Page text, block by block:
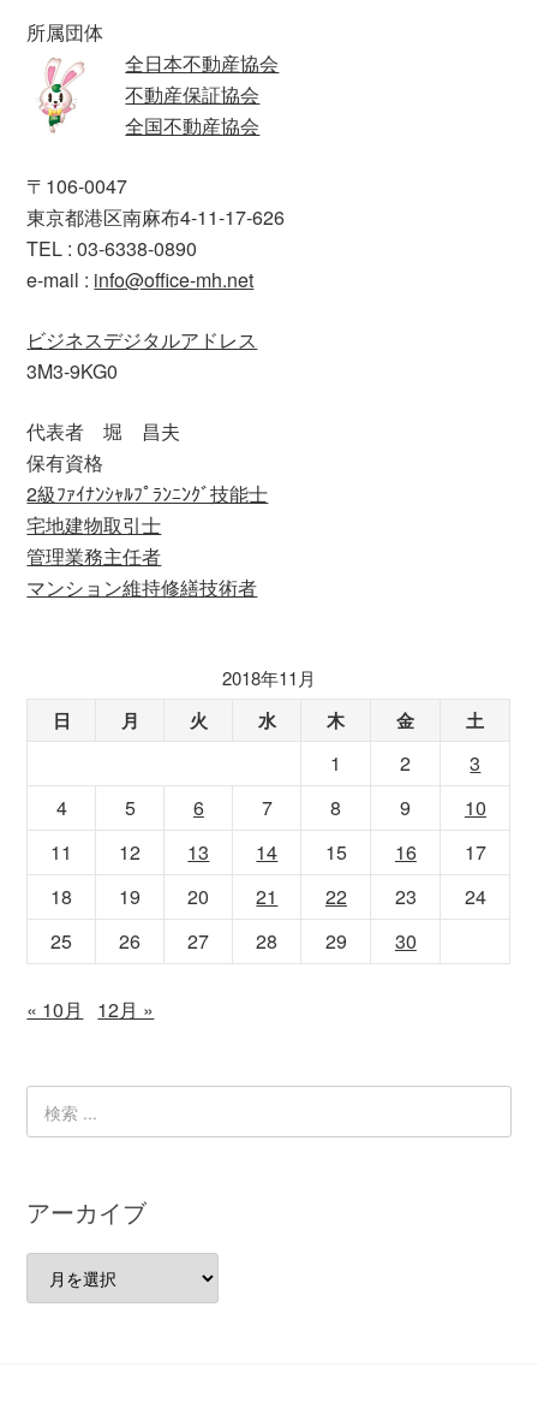
所属団体
全日本不動産協会
不動産保証協会
全国不動産協会
〒106-0047
東京都港区南麻布4-11-17-626
TEL : 03-6338-0890
e-mail : info@office-mh.net
ビジネスデジタルアドレス
3M3-9KG0
代表者 堀 昌夫
保有資格
2級ﾌｧｲﾅﾝｼｬﾙﾌﾟﾗﾝﾆﾝｸﾞ技能士
宅地建物取引士
管理業務主任者
マンション維持修繕技術者
2018年11月
日 月 火 水 木 金 土
1 2
3
4
5 6 7 8 9
10
11
12 13 14 15 16
17
18
19 20 21 22 23
24
25
26 27 28 29 30
« 10月 12月 »
アーカイブ
ー